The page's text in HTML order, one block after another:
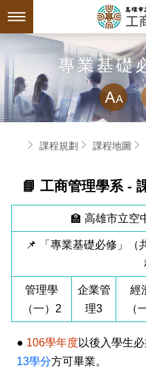
到
要
最新消息
系所簡介
關於本系
本系特色
教育目標與核心能力
系主任介紹
工商系訊
評鑑專區
連絡系辦
諮詢信箱
師資陣容
課程規劃
課程簡介
授課大綱
教材資訊
推廣課程
認證課程
互動服務
相關連結
活動花絮
常見問答
組織章程
學會幹部
回空大首頁
專業基礎
放
首頁課程規劃 課程地圖
📘 工商管理學系 -
🏫 高雄市立空
📌 「專業基礎必修」（
管理學
（一）2
企業管
理3
經
（
● 106學年度以後入學生必
13學分方可畢業。